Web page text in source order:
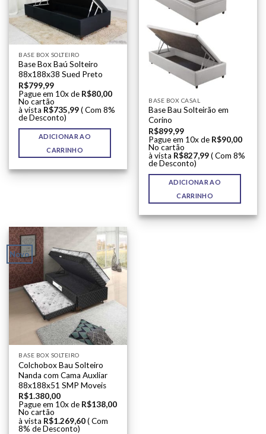
BASE BOX SOLTEIRO
Base Box Baú Solteiro
88x188x38 Sued Preto
R$799,99
Pague em 10x de R$80,00
No cartão
à vista R$735,99( Com 8%
de Desconto)
ADICIONAR AO
CARRINHO
BASE BOX CASAL
Base Bau Solteirão em
Corino
R$899,99
Pague em 10x de R$90,00
No cartão
à vista R$827,99( Com 8%
de Desconto)
ADICIONAR AO
CARRINHO
Novo
BASE BOX SOLTEIRO
Colchobox Bau Solteiro
Nanda com Cama Auxliar
88x188x51 SMP Moveis
R$1.380,00
Pague em 10x de R$138,00
No cartão
à vista R$1.269,60( Com
8% de Desconto)